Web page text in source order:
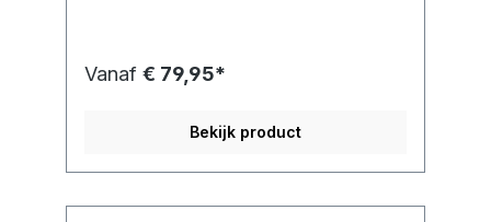
Vanaf € 79,95*
Bekijk product